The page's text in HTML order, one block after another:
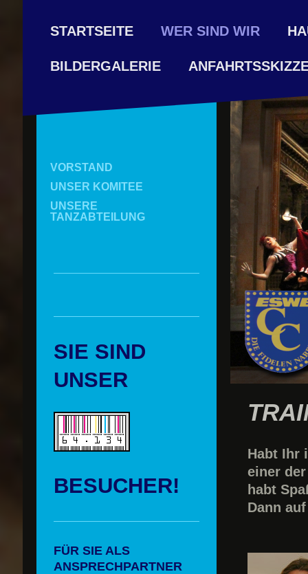
STARTSEITE WER SIND WIR
BILDERGALERIE
Habt Ihr
einer
habt
Dann
VORSTAND
UNSER KOMITEE
UNSERE
TANZABTEILUNG
SIE SIND
UNSER
BESUCHER!
FÜR SIE ALS
ANSPRECHPARTNER